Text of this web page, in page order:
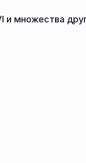
и множества